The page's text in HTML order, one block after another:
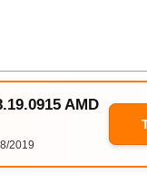
AMD
2019